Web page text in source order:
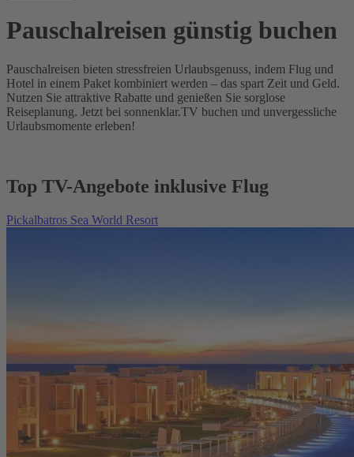
Pauschalreisen günstig buchen
Pauschalreisen bieten stressfreien Urlaubsgenuss, indem Flug und
Hotel in einem Paket kombiniert werden – das spart Zeit und Geld.
Nutzen Sie attraktive Rabatte und genießen Sie sorglose
Reiseplanung. Jetzt bei sonnenklar.TV buchen und unvergessliche
Urlaubsmomente erleben!
Top TV-Angebote inklusive Flug
Pickalbatros Sea World Resort